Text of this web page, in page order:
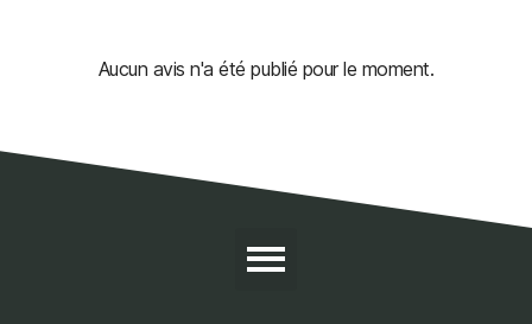
Aucun avis n'a été publié pour le moment.